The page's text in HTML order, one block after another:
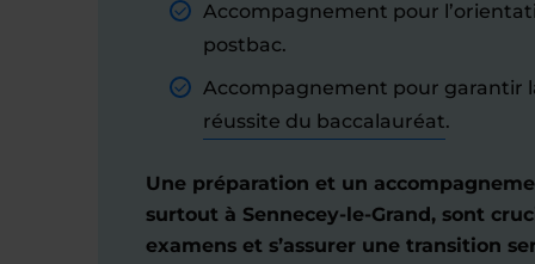
Accompagnement pour
postbac.
Accompagnement pour garantir
réussite du baccalauréat.
Une préparation et un
surtout à Sennecey-le-Grand, sont
examens et s’assurer une transition